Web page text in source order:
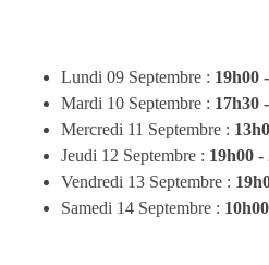
Lundi 09 Septembre : 19h00
Mardi 10 Septembre : 17h30
Mercredi 11 Septembre :
Jeudi 12 Septembre : 19h00 -
Vendredi 13 Septembre :
Samedi 14 Septembre :